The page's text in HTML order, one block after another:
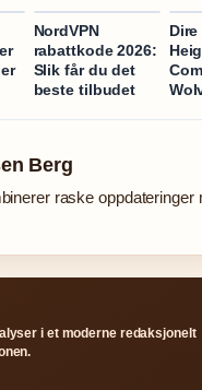
NordVPN
rabattkode 2026:
Slik får du det
beste tilbudet
Berg
raske oppdateringer
i et moderne redaksjonelt